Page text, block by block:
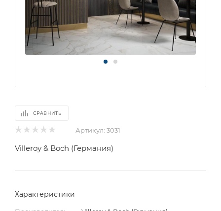
СРАВНИТЬ
Артикул: 3031
Villeroy & Boch (Германия)
Характеристики